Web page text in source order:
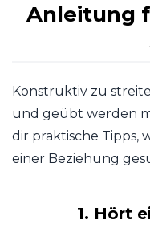
Anleitung
Konstruktiv zu
und geübt werden
dir praktische Tipps,
einer Beziehung
1. Hört